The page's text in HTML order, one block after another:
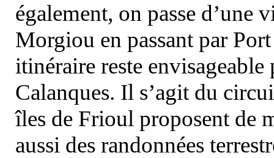
également, on passe d’une
Morgiou en passant par
itinéraire reste
Calanques. Il s’agit du
îles de Frioul proposent de
aussi des randonnées